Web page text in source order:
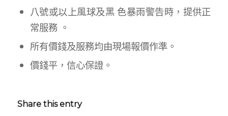
八號或以上風球及黑 色暴雨警告時，提供正
常服務 。
所有價錢及服務均由現場報價作準。
價錢平，信心保證。
Share this entry